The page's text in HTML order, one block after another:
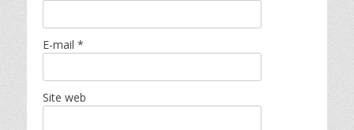
E-mail *
Site web